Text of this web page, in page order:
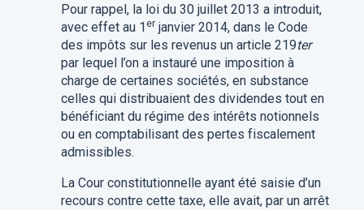
Pour rappel, la loi du 30 juillet 2013 a introduit,
avec effet au 1 er janvier 2014, dans le Code
des impôts sur les revenus un article 219ter
par lequel l’on a instauré une imposition à
charge de certaines sociétés, en substance
celles qui distribuaient des dividendes tout en
bénéficiant du régime des intérêts notionnels
ou en comptabilisant des pertes fiscalement
admissibles.
La Cour constitutionnelle ayant été saisie d’un
recours contre cette taxe, elle avait, par un arrêt